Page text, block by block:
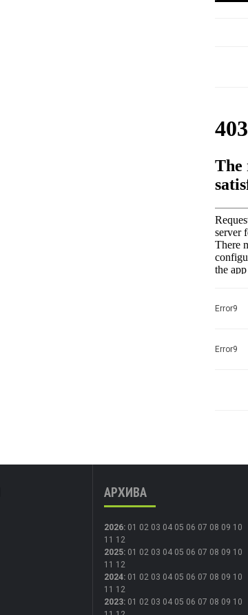
Error9
Error9
АРХИВА
2026: 01 02 03 04 05 06 07 08 09 10
11 12
2025: 01 02 03 04 05 06 07 08 09 10
11 12
2024: 01 02 03 04 05 06 07 08 09 10
11 12
2023: 01 02 03 04 05 06 07 08 09 10